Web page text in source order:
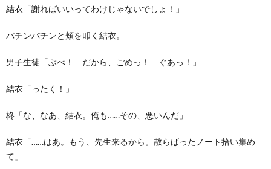
結衣「謝ればいいってわけじゃないでしょ！」
バチンバチンと頬を叩く結衣。
男子生徒「ぶべ！ だから、ごめっ！ ぐあっ！」
結衣「ったく！」
柊「な、なあ、結衣。俺も……その、悪いんだ」
結衣「……はあ。もう、先生来るから。散らばったノート拾い集め
て」